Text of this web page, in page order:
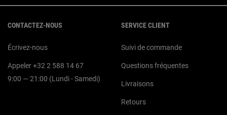
CONTACTEZ-NOUS
Écrivez-nous
Appeler +32 2 588 14 67
9:00 — 21:00 (Lundi - Samedi)
SERVICE CLIENT
Suivi de commande
Questions fréquentes
Livraisons
Retours